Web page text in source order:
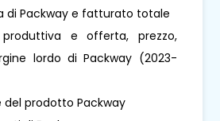
di Packway e fatturato totale
e offerta, prezzo,
lordo di Packway (2023-
del prodotto Packway